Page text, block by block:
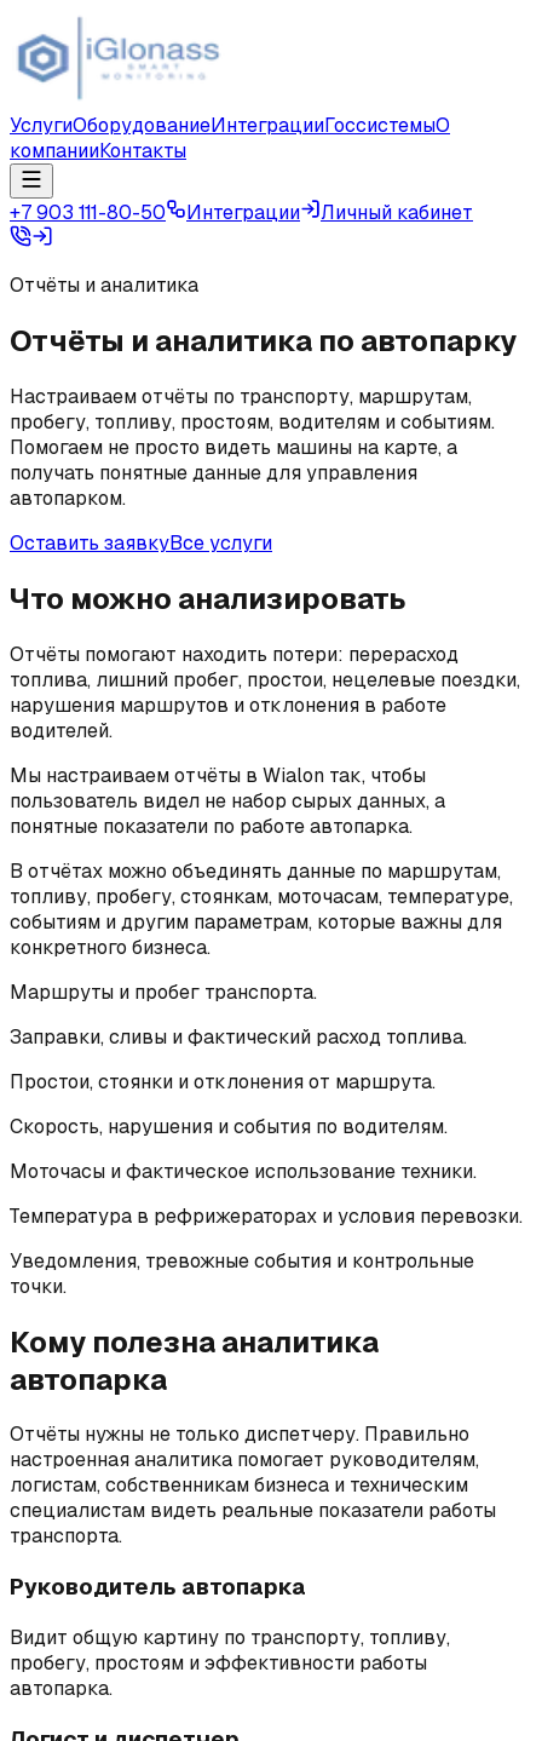
УслугиОборудованиеИнтеграцииГоссистемыО
компанииКонтакты
+7 903 111-80-50 Интеграции Личный кабинет
Отчёты и аналитика
Отчёты и аналитика по автопарку
Настраиваем отчёты по транспорту, маршрутам,
пробегу, топливу, простоям, водителям и событиям.
Помогаем не просто видеть машины на карте, а
получать понятные данные для управления
автопарком.
Оставить заявкуВсе услуги
Что можно анализировать
Отчёты помогают находить потери: перерасход
топлива, лишний пробег, простои, нецелевые поездки,
нарушения маршрутов и отклонения в работе
водителей.
Мы настраиваем отчёты в Wialon так, чтобы
пользователь видел не набор сырых данных, а
понятные показатели по работе автопарка.
В отчётах можно объединять данные по маршрутам,
топливу, пробегу, стоянкам, моточасам, температуре,
событиям и другим параметрам, которые важны для
конкретного бизнеса.
Маршруты и пробег транспорта.
Заправки, сливы и фактический расход топлива.
Простои, стоянки и отклонения от маршрута.
Скорость, нарушения и события по водителям.
Моточасы и фактическое использование техники.
Температура в рефрижераторах и условия перевозки.
Уведомления, тревожные события и контрольные
точки.
Кому полезна аналитика
автопарка
Отчёты нужны не только диспетчеру. Правильно
настроенная аналитика помогает руководителям,
логистам, собственникам бизнеса и техническим
специалистам видеть реальные показатели работы
транспорта.
Руководитель автопарка
Видит общую картину по транспорту, топливу,
пробегу, простоям и эффективности работы
автопарка.